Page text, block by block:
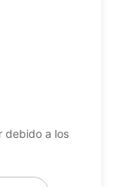
debido a los